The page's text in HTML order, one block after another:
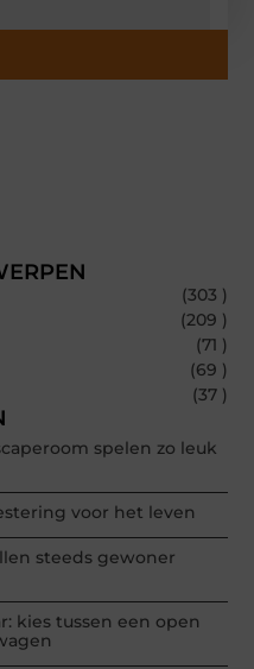
(303 )
(209 )
(71 )
(69 )
(37 )
spelen zo leuk
voor het leven
steeds gewoner
kies tussen een open